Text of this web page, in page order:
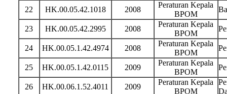
22 HK.00.05.42.1018 2008
Peraturan Kepala
BPOM
23 HK.00.05.42.2995 2008
Peraturan Kepala
BPOM
24 HK.00.05.1.42.4974 2008
Peraturan Kepala
BPOM
25 HK.00.05.1.42.0115 2009
Peraturan Kepala
BPOM
26 HK.00.06.1.52.4011 2009
Peraturan Kepala
BPOM